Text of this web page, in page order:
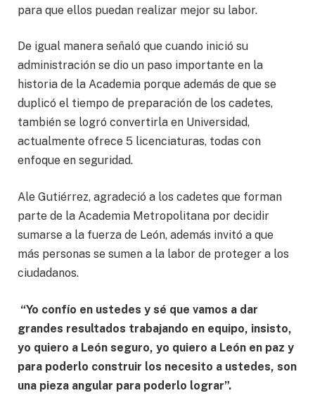
para que ellos puedan realizar mejor su labor.
De igual manera señaló que cuando inició su
administración se dio un paso importante en la
historia de la Academia porque además de que se
duplicó el tiempo de preparación de los cadetes,
también se logró convertirla en Universidad,
actualmente ofrece 5 licenciaturas, todas con
enfoque en seguridad.
Ale Gutiérrez, agradeció a los cadetes que forman
parte de la Academia Metropolitana por decidir
sumarse a la fuerza de León, además invitó a que
más personas se sumen a la labor de proteger a los
ciudadanos.
“Yo confío en ustedes y sé que vamos a dar
grandes resultados trabajando en equipo, insisto,
yo quiero a León seguro, yo quiero a León en paz y
para poderlo construir los necesito a ustedes, son
una pieza angular para poderlo lograr”.